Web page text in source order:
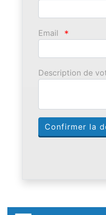
Email *
Description de
Confirmer la